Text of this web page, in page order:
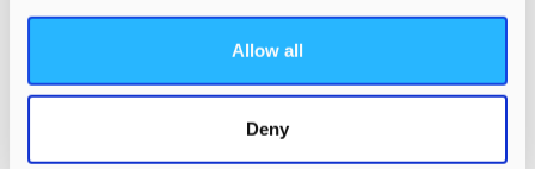
Allow all
Deny
makkelijker met elkaar te bellen en mailen
om te sparren. We merken dat ze elkaar
makkelijker kunnen vinden en de juiste
ondersteunende afdelingen met elkaar
verbinden bij gezamenlijke projecten.’